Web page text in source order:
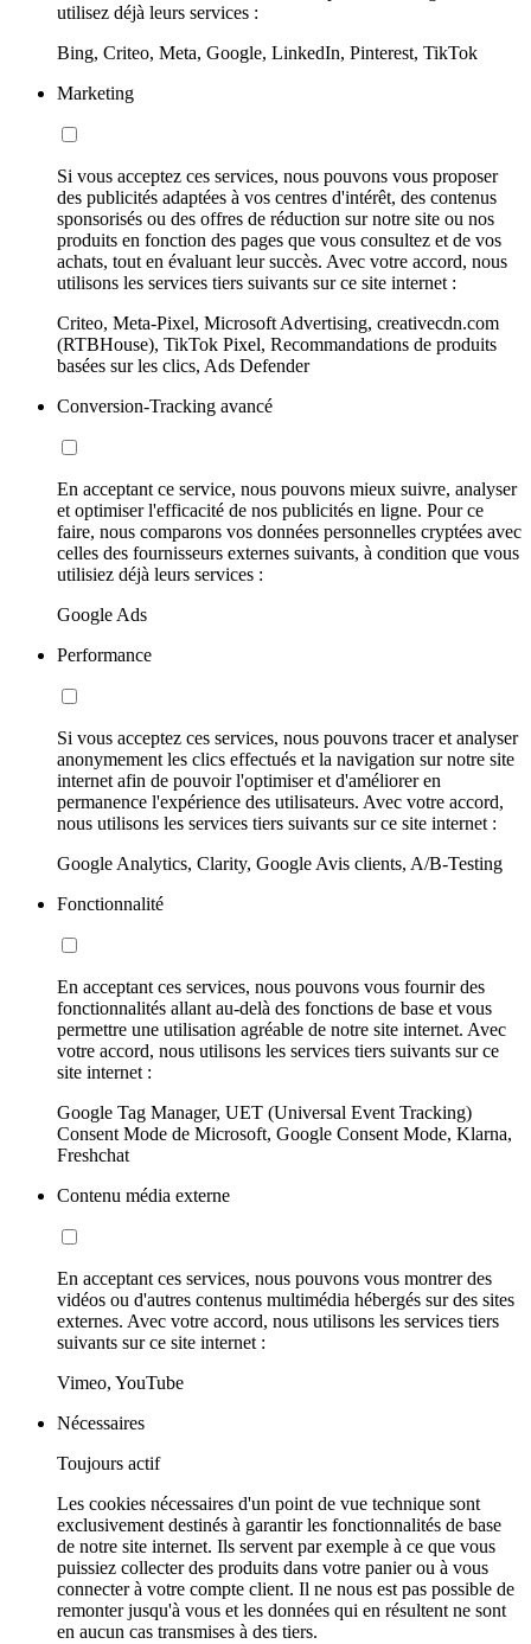
utilisez déjà leurs services :
Bing, Criteo, Meta, Google, LinkedIn, Pinterest, TikTok
Marketing
Si vous acceptez ces services, nous pouvons vous proposer
des publicités adaptées à vos centres d'intérêt, des contenus
sponsorisés ou des offres de réduction sur notre site ou nos
produits en fonction des pages que vous consultez et de vos
achats, tout en évaluant leur succès. Avec votre accord, nous
utilisons les services tiers suivants sur ce site internet :
Criteo, Meta-Pixel, Microsoft Advertising, creativecdn.com
(RTBHouse), TikTok Pixel, Recommandations de produits
basées sur les clics, Ads Defender
Conversion-Tracking avancé
En acceptant ce service, nous pouvons mieux suivre, analyser
et optimiser l'efficacité de nos publicités en ligne. Pour ce
faire, nous comparons vos données personnelles cryptées avec
celles des fournisseurs externes suivants, à condition que vous
utilisiez déjà leurs services :
Google Ads
Performance
Si vous acceptez ces services, nous pouvons tracer et analyser
anonymement les clics effectués et la navigation sur notre site
internet afin de pouvoir l'optimiser et d'améliorer en
permanence l'expérience des utilisateurs. Avec votre accord,
nous utilisons les services tiers suivants sur ce site internet :
Google Analytics, Clarity, Google Avis clients, A/B-Testing
Fonctionnalité
En acceptant ces services, nous pouvons vous fournir des
fonctionnalités allant au-delà des fonctions de base et vous
permettre une utilisation agréable de notre site internet. Avec
votre accord, nous utilisons les services tiers suivants sur ce
site internet :
Google Tag Manager, UET (Universal Event Tracking)
Consent Mode de Microsoft, Google Consent Mode, Klarna,
Freshchat
Contenu média externe
En acceptant ces services, nous pouvons vous montrer des
vidéos ou d'autres contenus multimédia hébergés sur des sites
externes. Avec votre accord, nous utilisons les services tiers
suivants sur ce site internet :
Vimeo, YouTube
Nécessaires
Toujours actif
Les cookies nécessaires d'un point de vue technique sont
exclusivement destinés à garantir les fonctionnalités de base
de notre site internet. Ils servent par exemple à ce que vous
puissiez collecter des produits dans votre panier ou à vous
connecter à votre compte client. Il ne nous est pas possible de
remonter jusqu'à vous et les données qui en résultent ne sont
en aucun cas transmises à des tiers.